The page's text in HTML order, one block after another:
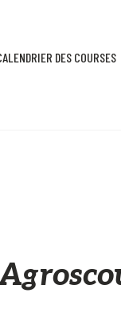
DES COURSES